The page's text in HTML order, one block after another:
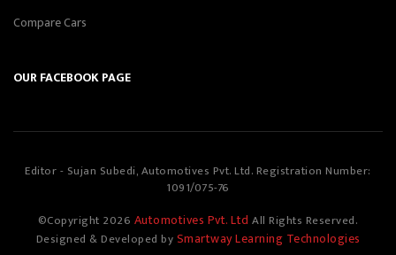
Compare Cars
OUR FACEBOOK PAGE
Editor - Sujan Subedi, Automotives Pvt. Ltd. Registration Number:
1091/075-76
©Copyright 2026 Automotives Pvt. LtdAll Rights Reserved.
Designed & Developed bySmartway Learning Technologies